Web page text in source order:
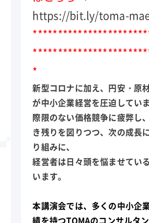
https://bit.ly/toma-
*
新型コロナに加え、円安・原
が中小企業経営を圧迫していま
際限のない価格競争に疲弊し
き残りを図りつつ、次の成長
り組みに、
経営者は日々頭を悩ませてい
います。
本講演会では、多くの中小企
績を持つTOMAのコンサルタン